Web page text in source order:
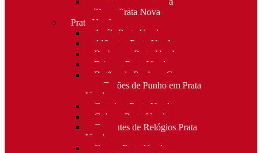
Tiaras Prata Nova
Prata Usada
Anéis Prata Usada
Alfinetes Prata Usada
Berloques Prata Usada
Brincos Prata Usada
Botões de Punho e Capas
para Botões de Punho em Prata
Usada
Carteiras Prata Usada
Colares Prata Usada
Correntes de Relógios Prata
Usada
Cruzes Prata Usada